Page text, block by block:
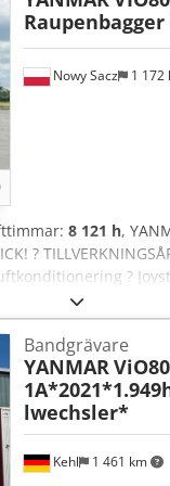
Nowy Sacz 1 172
Raupenbagger
8 121 h,
?
?
grip/skär ?
ITALIENSKA,
Kehl 1 461 km
Bandgrävare
YANMAR
lwechsler*